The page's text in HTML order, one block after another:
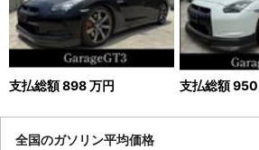
支払総額898万円 支払総額950
全国のガソリン平均価格